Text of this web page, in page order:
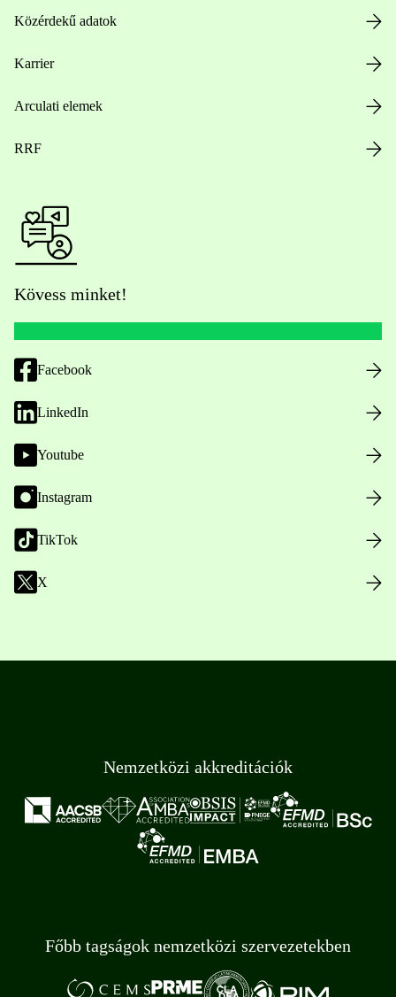
Közérdekű adatok
Karrier
Arculati elemek
RRF
Kövess minket!
Facebook
LinkedIn
Youtube
Instagram
TikTok
X
Nemzetközi akkreditációk
Főbb tagságok nemzetközi szervezetekben